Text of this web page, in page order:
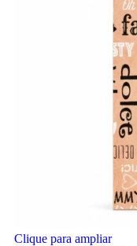
Clique para ampliar